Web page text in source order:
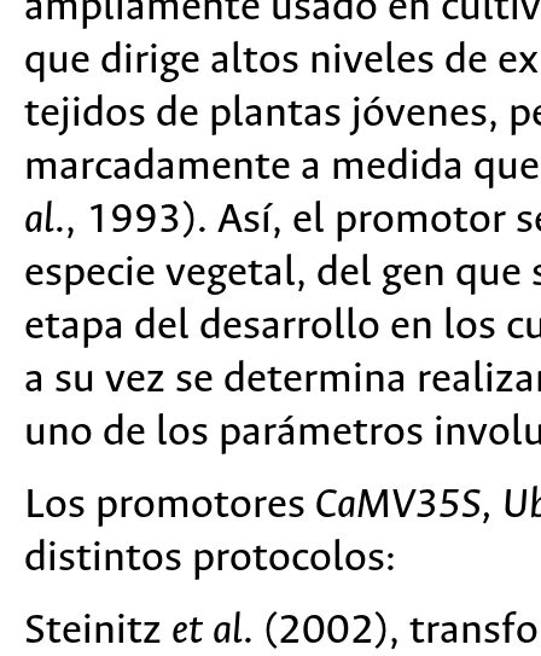
que dirige altos niveles de
tejidos de plantas jóvenes,
marcadamente a medida
al., 1993). Así, el promotor
especie vegetal, del gen
etapa del desarrollo en los
a su vez se determina
uno de los parámetros
Los promotores CaMV35S,
distintos protocolos:
Steinitz et al. (2002),